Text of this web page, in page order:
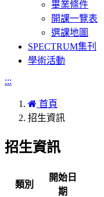
畢業條件
開課一覽表
選課地圖
SPECTRUM集刊
學術活動
:::
首頁
招生資訊
招生資訊
類別
開始日
期